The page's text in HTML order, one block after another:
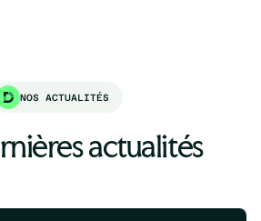
NOS ACTUALITÉS
actualités